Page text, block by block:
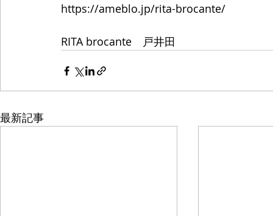
https://ameblo.jp/rita-brocante/
RITA brocante　戸井田
最新記事